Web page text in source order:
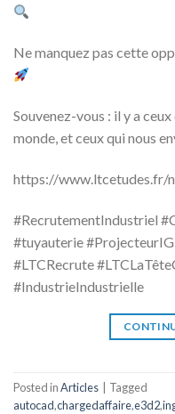
Ne manquez pas cette
Souvenez-vous : il y a
monde, et ceux qui nous
https://www.ltcetudes.fr/
#RecrutementIndustriel
#tuyauterie
#LTCRecrute
#IndustrieIndustrielle
Posted inArticles
Tagged
autocad,chargedaffaire,e3d2,